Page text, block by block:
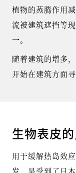
植物的蒸腾作用
流被建筑遮挡等
一。
随着建筑的增多
开始在建筑方面
生物表皮
用于缓解热岛效
发，是受到了日